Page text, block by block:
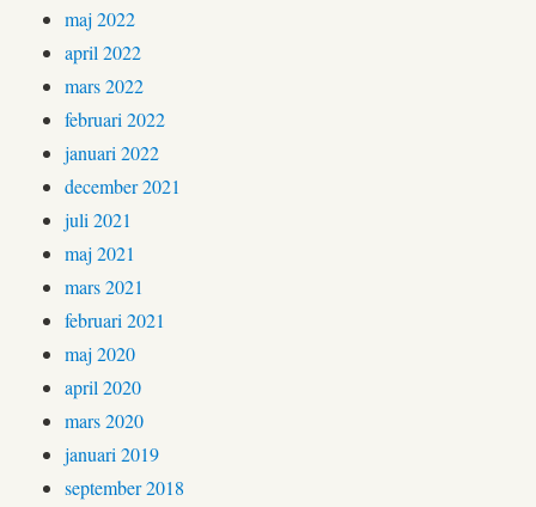
maj 2022
april 2022
mars 2022
februari 2022
januari 2022
december 2021
juli 2021
maj 2021
mars 2021
februari 2021
maj 2020
april 2020
mars 2020
januari 2019
september 2018